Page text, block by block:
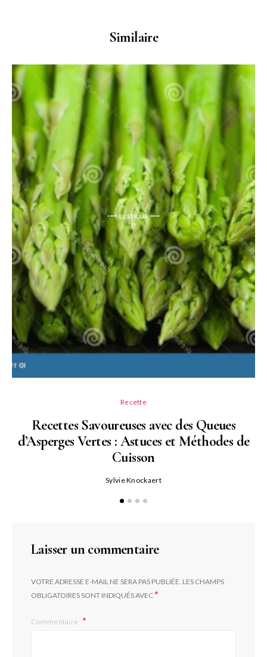
Similaire
Recette
Recettes Savoureuses avec des Queues
d’Asperges Vertes : Astuces et Méthodes de
Cuisson
Sylvie Knockaert
Laisser un commentaire
VOTRE ADRESSE E-MAIL NE SERA PAS PUBLIÉE. LES CHAMPS
OBLIGATOIRES SONT INDIQUÉS AVEC*
Commentaire